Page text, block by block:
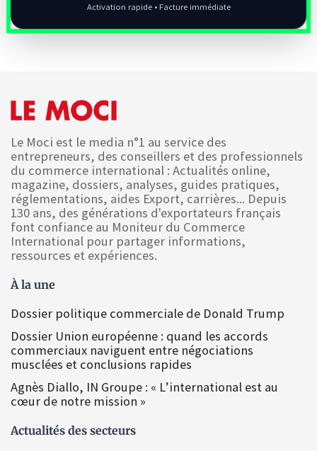
Activation rapide • Facture immédiate
Le Moci est le media n°1 au service des
entrepreneurs, des conseillers et des professionnels
du commerce international : Actualités online,
magazine, dossiers, analyses, guides pratiques,
réglementations, aides Export, carrières... Depuis
130 ans, des générations d'exportateurs français
font confiance au Moniteur du Commerce
International pour partager informations,
ressources et expériences.
À la une
Dossier politique commerciale de Donald Trump
Dossier Union européenne : quand les accords
commerciaux naviguent entre négociations
musclées et conclusions rapides
Agnès Diallo, IN Groupe : « L’international est au
cœur de notre mission »
Actualités des secteurs